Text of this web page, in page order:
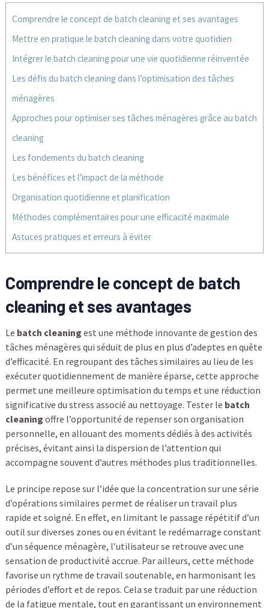
Comprendre le concept de batch cleaning et ses avantages
Mettre en pratique le batch cleaning dans votre quotidien
Intégrer le batch cleaning pour une vie quotidienne réinventée
Les défis du batch cleaning dans l’optimisation des tâches
ménagères
Approches pour optimiser ses tâches ménagères grâce au batch
cleaning
Les fondements du batch cleaning
Les bénéfices et l’impact de la méthode
Organisation quotidienne et planification
Méthodes complémentaires pour une efficacité maximale
Astuces pratiques et erreurs à éviter
Comprendre le concept de batch
cleaning et ses avantages
Le batch cleaning est une méthode innovante de gestion des
tâches ménagères qui séduit de plus en plus d’adeptes en quête
d’efficacité. En regroupant des tâches similaires au lieu de les
exécuter quotidiennement de manière éparse, cette approche
permet une meilleure optimisation du temps et une réduction
significative du stress associé au nettoyage. Tester le batch
cleaning offre l’opportunité de repenser son organisation
personnelle, en allouant des moments dédiés à des activités
précises, évitant ainsi la dispersion de l’attention qui
accompagne souvent d’autres méthodes plus traditionnelles.
Le principe repose sur l’idée que la concentration sur une série
d’opérations similaires permet de réaliser un travail plus
rapide et soigné. En effet, en limitant le passage répétitif d’un
outil sur diverses zones ou en évitant le redémarrage constant
d’un séquence ménagère, l’utilisateur se retrouve avec une
sensation de productivité accrue. Par ailleurs, cette méthode
favorise un rythme de travail soutenable, en harmonisant les
périodes d’effort et de repos. Cela se traduit par une réduction
de la fatigue mentale, tout en garantissant un environnement